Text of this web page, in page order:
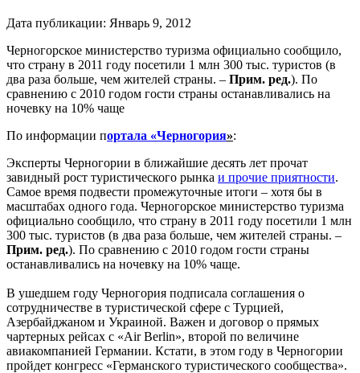
Дата публикации: Январь 9, 2012
Черногорское министерство туризма официально сообщило,
что страну в 2011 году посетили 1 млн 300 тыс. туристов (в
два раза больше, чем жителей страны. – Прим. ред.). По
сравнению с 2010 годом гости страны останавливались на
ночевку на 10% чаще
По информации портала «Черногория»:
Эксперты Черногории в ближайшие десять лет прочат
завидный рост туристического рынка и прочие приятности.
Самое время подвести промежуточные итоги – хотя бы в
масштабах одного года. Черногорское министерство туризма
официально сообщило, что страну в 2011 году посетили 1 млн
300 тыс. туристов (в два раза больше, чем жителей страны. –
Прим. ред.). По сравнению с 2010 годом гости страны
останавливались на ночевку на 10% чаще.
В ушедшем году Черногория подписала соглашения о
сотрудничестве в туристической сфере с Турцией,
Азербайджаном и Украиной. Важен и договор о прямых
чартерных рейсах с «Air Berlin», второй по величине
авиакомпанией Германии. Кстати, в этом году в Черногории
пройдет конгресс «Германского туристического сообщества».